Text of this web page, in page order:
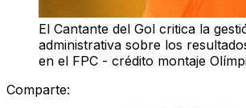
El Cantante del Gol critica la
administrativa sobre los
en el FPC - crédito montaje
Comparte: